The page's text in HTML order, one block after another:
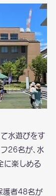
水遊びをす
26名が､ 水
に楽しめる
護者48名が